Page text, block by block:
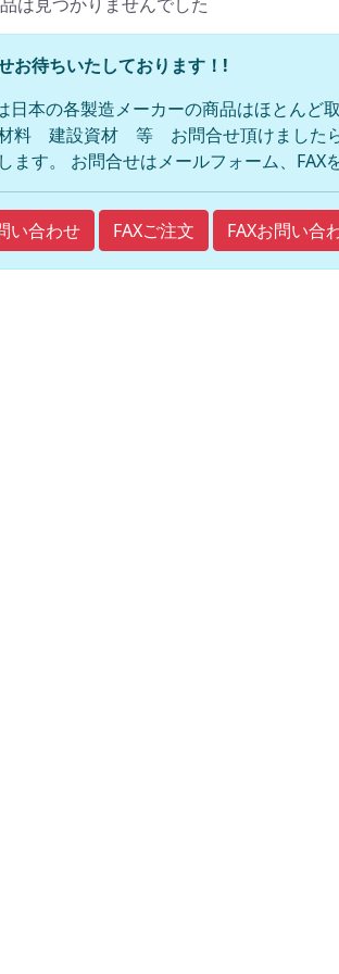
お待ちいたしております！!
日本の各製造メーカーの商品はほとんど
料 建設資材 等 お問合せ頂けましたら
ます。 お問合せはメールフォーム、FAX
い合わせ FAXご注文 FAXお問い合